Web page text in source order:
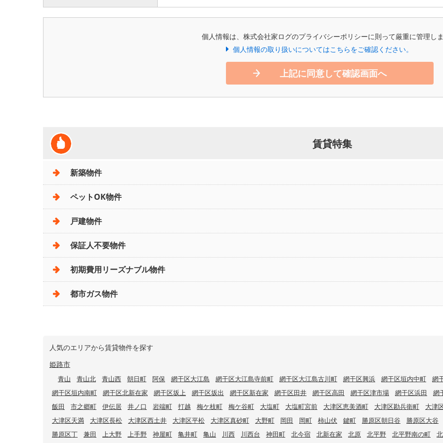
個人情報は、株式会社家ログのプライバシーポリシーに則って厳重に管理し
個人情報の取り扱いについてはこちらをご確認ください。
上記に同意して確認画面へ
賃貸特集
新築物件
ペットOK物件
戸建物件
保証人不要物件
初期費用リーズナブル物件
都市ガス物件
人気のエリアから賃貸物件を探す
姫路市
青山 青山北 青山西 朝日町 阿保 網干区大江島 網干区大江島寺前町 網干区大江島古川町 網干区興浜 網干区垣内中町
網
網干区垣内南町
網干区北新在家 網干区坂上 網干区坂出 網干区新在家 網干区田井 網干区高田 網干区津市場 網干区浜田
網
飯田
市之郷町 伊伝居 井ノ口 岩端町 打越 梅ケ枝町 梅ケ谷町 大塩町 大塩町宮前 大津区恵美酒町 大津区勘兵衛町
大津
大津区天満
大津区長松 大津区西土井 大津区平松 大津区真砂町 大野町 岡田 岡町 柿山伏 鍵町 勝原区朝日谷
勝原区大谷
勝原区丁
兼田 上大野 上手野 神屋町 亀井町 亀山 川西 川西台 神田町 北今宿 北新在家 北原 北平野 北平野南の町